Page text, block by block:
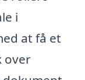
i
at få et
over